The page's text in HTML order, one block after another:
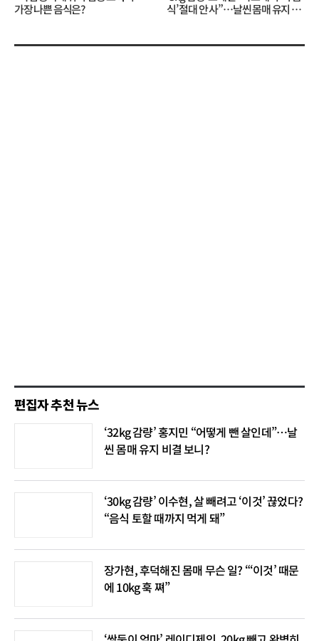
가장 나쁜 음식은?
식’ 절대 안 사”…날씬 몸매 유지 비
편집자 추천 뉴스
‘32kg 감량’ 홍지민 “어떻게 뺀 살인데”…날
씬 몸매 유지 비결 보니?
‘30kg 감량’ 이수현, 살 빼려고 ‘이것’ 끊었다?
“음식 토할 때까지 먹게 돼”
장가현, 후덕해진 몸매 무슨 일? “‘이것’ 때문
에 10kg 훅 쪄”